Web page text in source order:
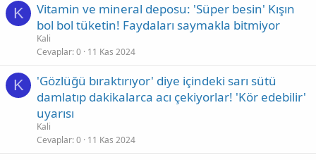
K
Vitamin ve mineral deposu: 'Süper besin' Kışın
bol bol tüketin! Faydaları saymakla bitmiyor
Kali
Cevaplar 0 11 Kas 2024
K
'Gözlüğü bıraktırıyor' diye içindeki sarı sütü
damlatıp dakikalarca acı çekiyorlar! 'Kör edebilir'
uyarısı
Kali
Cevaplar 0 11 Kas 2024